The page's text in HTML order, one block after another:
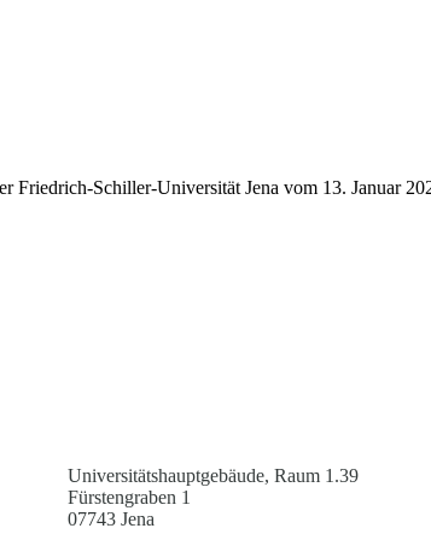
Friedrich-Schiller-Universität Jena vom 13. Januar
Universitätshauptgebäude, Raum 1.39
Fürstengraben 1
07743 Jena